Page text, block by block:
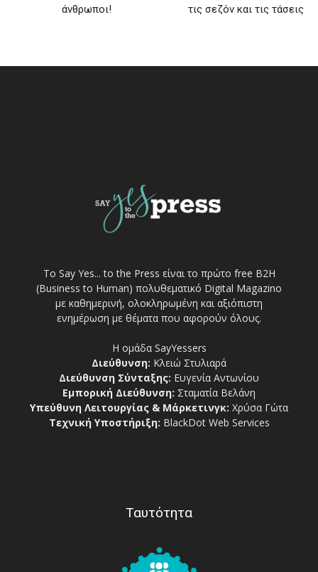
άνθρωποι!
τις σεζόν και τις τάσεις
Το Say Yes... to the Press είναι το πρώτο free Β2Η
(Business to Human) πολυθεματικό Digital Magazino
με καθημερινή, ολοκληρωμένη και αξιόπιστη
ενημέρωση με θέματα που αφορούν όλους.
Η ομάδα SayYessers
Διεύθυνση: Κλειώ Στυλιαρά
Διεύθυνση Σύνταξης: Ευγενία Αντωνίου
Εμπορική Διεύθυνση: Σταματία Βελάνη
Υπεύθυνη Λειτουργίας & Μάρκετινγκ: Χρύσα Γώτα
Τεχνική Υποστήριξη: BlackDot Web Services
Ταυτότητα